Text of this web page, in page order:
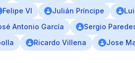
Felipe VI Julián Príncipe
Antonio García Sergio
Ricardo Villena Jose